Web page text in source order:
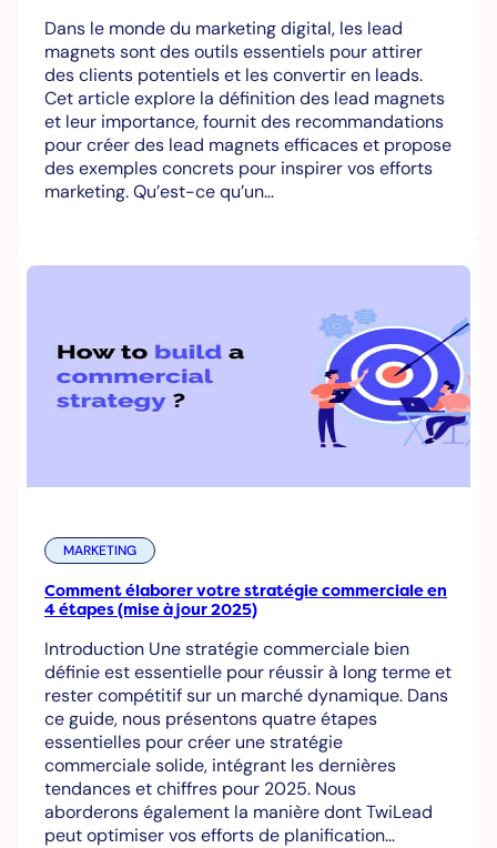
Dans le monde du marketing digital, les lead
magnets sont des outils essentiels pour attirer
des clients potentiels et les convertir en leads.
Cet article explore la définition des lead magnets
et leur importance, fournit des recommandations
pour créer des lead magnets efficaces et propose
des exemples concrets pour inspirer vos efforts
marketing. Qu’est-ce qu’un…
MARKETING
Comment élaborer votre stratégie commerciale en
4 étapes (mise à jour 2025)
Introduction Une stratégie commerciale bien
définie est essentielle pour réussir à long terme et
rester compétitif sur un marché dynamique. Dans
ce guide, nous présentons quatre étapes
essentielles pour créer une stratégie
commerciale solide, intégrant les dernières
tendances et chiffres pour 2025. Nous
aborderons également la manière dont TwiLead
peut optimiser vos efforts de planification…